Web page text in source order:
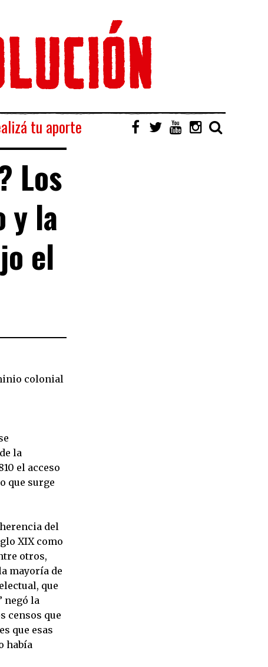
tu aporte
Los
y la
el
colonial
la
el acceso
que surge
del
XIX como
otros,
mayoría de
que
negó la
censos que
que esas
había